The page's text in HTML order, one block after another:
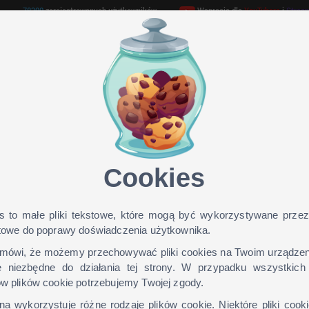
Cookies
to małe pliki tekstowe, które mogą być wykorzystywane
do poprawy doświadczenia użytkownika.
że możemy przechowywać pliki cookies na Twoim
niezbędne do działania tej strony. W przypadku wszystkich
plików cookie potrzebujemy Twojej zgody.
wykorzystuje różne rodzaje plików cookie. Niektóre pliki
78300zarejestrowanych użytkowników Wspracie dlaYouTuberai
TEAMSPEAK 3
dla wersji: 1.9, 1.8,
Jak zainstalować